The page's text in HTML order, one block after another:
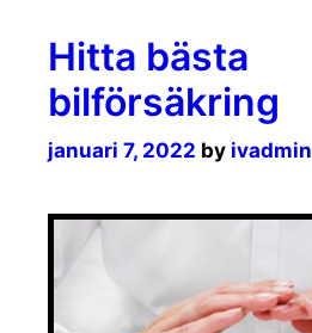
Hitta bästa
bilförsäkring
januari 7, 2022 by ivadmin